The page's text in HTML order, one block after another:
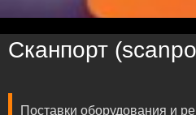
Сканпорт
Поставки оборудования и